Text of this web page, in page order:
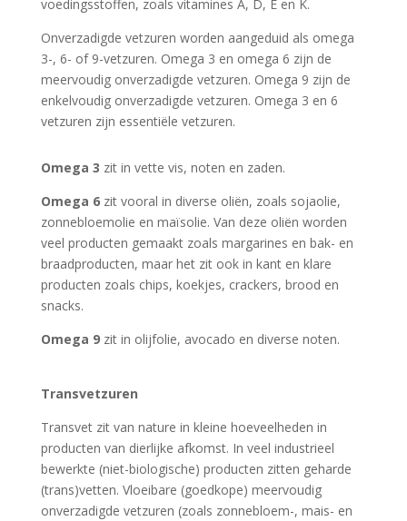
voedingsstoffen, zoals vitamines A, D, E en K.
Onverzadigde vetzuren worden aangeduid als omega
3-, 6- of 9-vetzuren. Omega 3 en omega 6 zijn de
meervoudig onverzadigde vetzuren. Omega 9 zijn de
enkelvoudig onverzadigde vetzuren. Omega 3 en 6
vetzuren zijn essentiële vetzuren.
Omega 3 zit in vette vis, noten en zaden.
Omega 6zit vooral in diverse oliën, zoals sojaolie,
zonnebloemolie en maïsolie. Van deze oliën worden
veel producten gemaakt zoals margarines en bak- en
braadproducten, maar het zit ook in kant en klare
producten zoals chips, koekjes, crackers, brood en
snacks.
Omega 9zit in olijfolie, avocado en diverse noten.
Transvetzuren
Transvet zit van nature in kleine hoeveelheden in
producten van dierlijke afkomst. In veel industrieel
bewerkte (niet-biologische) producten zitten geharde
(trans)vetten. Vloeibare (goedkope) meervoudig
onverzadigde vetzuren (zoals zonnebloem-, mais- en